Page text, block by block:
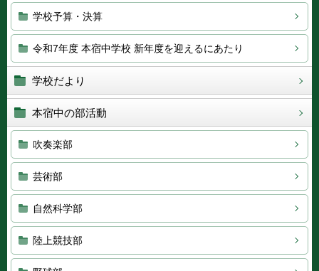
学校予算・決算
令和7年度 本宿中学校 新年度を迎えるにあたり
学校だより
本宿中の部活動
吹奏楽部
芸術部
自然科学部
陸上競技部